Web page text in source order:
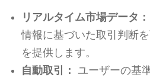
リアルタイム市場データ：
情報に基づいた取引判断
を提供します。
自動取引：
ユーザーの基